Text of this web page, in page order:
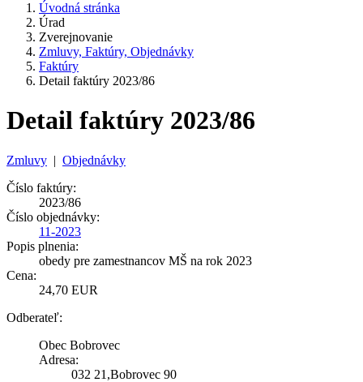
Úvodná stránka
Úrad
Zverejnovanie
Zmluvy, Faktúry, Objednávky
Faktúry
Detail faktúry 2023/86
Detail faktúry 2023/86
Zmluvy | Objednávky
Číslo faktúry:
2023/86
Číslo objednávky:
11-2023
Popis plnenia:
obedy pre zamestnancov MŠ na rok 2023
Cena:
24,70 EUR
Odberateľ:
Obec Bobrovec
Adresa:
032 21,Bobrovec 90